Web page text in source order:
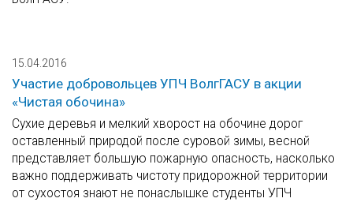
15.04.2016
Участие добровольцев УПЧ ВолгГАСУ в акции
«Чистая обочина»
Сухие деревья и мелкий хворост на обочине дорог
оставленный природой после суровой зимы, весной
представляет большую пожарную опасность, насколько
важно поддерживать чистоту придорожной территории
от сухостоя знают не понаслышке студенты УПЧ